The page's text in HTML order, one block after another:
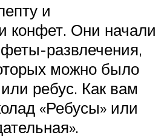
и
конфет. Они начали
развлечения,
можно было
ребус. Как вам
«Ребусы» или